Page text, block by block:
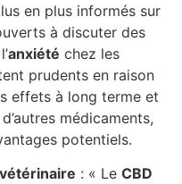
en plus informés sur
à discuter des
anxiété chez les
prudents en raison
effets à long terme et
médicaments,
potentiels.
: « Le CBD